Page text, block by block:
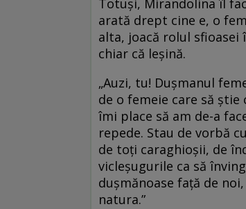
Totuși, Mirandolina îl
arată drept cine e, o
alta, joacă rolul sfioasei
chiar că leșină.
„Auzi, tu! Dușmanul
de o femeie care să
îmi place să am de-a
repede. Stau de vorbă
de toți caraghioșii, de
vicleșugurile ca să
dușmănoase față de
natura.”